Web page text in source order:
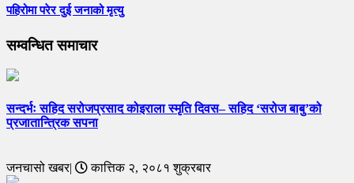
पहिरोमा परेर दुई जनाको मृत्यु
सम्वन्धित समाचार
सन्दर्भः सहिद सरोजप्रसाद कोइराला स्मृति दिवस– सहिद ‘सरोज बाबु’को
प्रजातान्त्रिक सपना
जनचासो खबर| कात्तिक २, २०८१ शुक्रबार